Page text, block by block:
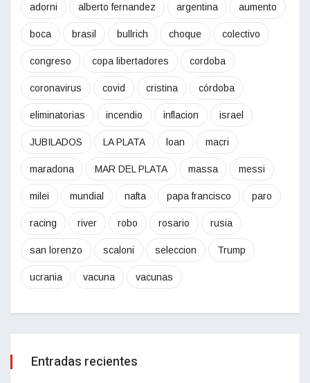
adorni alberto fernandez argentina aumento
boca brasil bullrich choque colectivo
congreso copa libertadores cordoba
coronavirus covid cristina córdoba
eliminatorias incendio inflacion israel
JUBILADOS LA PLATA loan macri
maradona MAR DEL PLATA massa messi
milei mundial nafta papa francisco paro
racing river robo rosario rusia
san lorenzo scaloni seleccion Trump
ucrania vacuna vacunas
Entradas recientes